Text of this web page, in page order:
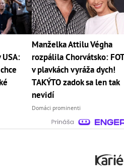
Manželka Attilu Végha
rozpálila Chorvátsko:
v plavkách vyráža dych!
TAKÝTO zadok sa len tak
nevidí
Domáci prominenti